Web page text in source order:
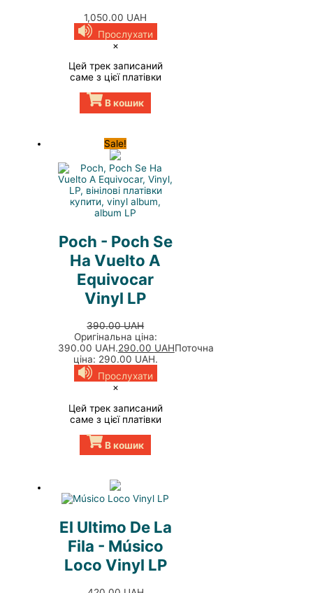
1,050.00 UAH
Прослухати
×
Цей трек записаний
саме з цієї платівки
В кошик
Sale!
Poch - Poch Se
Ha Vuelto A
Equivocar
Vinyl LP
390.00UAH
Оригінальна ціна:
390.00 UAH.290.00 UAHПоточна
ціна: 290.00 UAH.
Прослухати
×
Цей трек записаний
саме з цієї платівки
В кошик
El Ultimo De La
Fila - Músico
Loco Vinyl LP